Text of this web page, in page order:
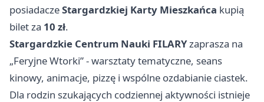
posiadaczeStargardzkiej Karty Mieszkańca kupią
bilet za 10 zł.
Stargardzkie Centrum Nauki FILARYzaprasza na
„Feryjne Wtorki” - warsztaty tematyczne, seans
kinowy, animacje, pizzę i wspólne ozdabianie ciastek.
Dla rodzin szukających codziennej aktywności istnieje